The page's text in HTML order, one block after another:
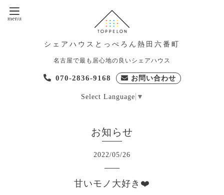
シェアハウスとっぺろん熱田六番町
名古屋で最も居心地の良いシェアハウス
070-2836-9168 お問い合わせ
Select Language ▼
お知らせ
2022/05/26
甘いモノ大好き❤️